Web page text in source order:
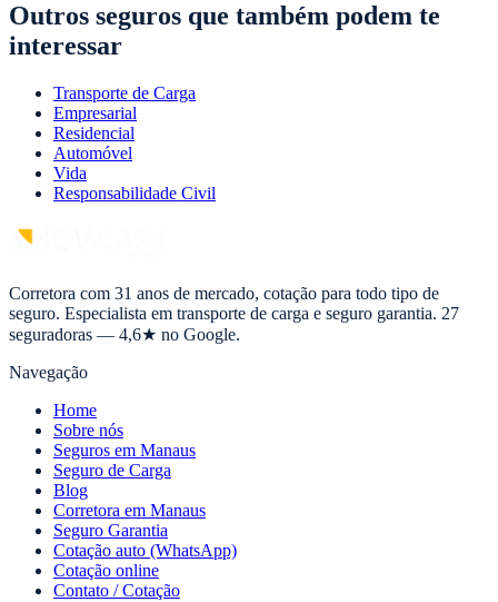
Outros seguros que também podem te
interessar
Transporte de Carga
Empresarial
Residencial
Automóvel
Vida
Responsabilidade Civil
Corretora com 31 anos de mercado, cotação para todo tipo de
seguro. Especialista em transporte de carga e seguro garantia. 27
seguradoras — 4,6★ no Google.
Navegação
Home
Sobre nós
Seguros em Manaus
Seguro de Carga
Blog
Corretora em Manaus
Seguro Garantia
Cotação auto (WhatsApp)
Cotação online
Contato / Cotação